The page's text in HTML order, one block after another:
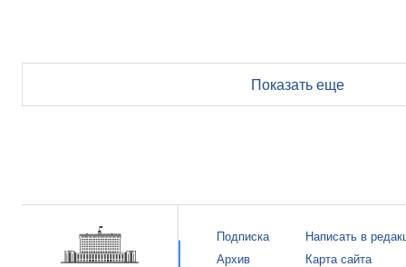
Показать еще
Подписка
Архив
Написать в
Карта сайта